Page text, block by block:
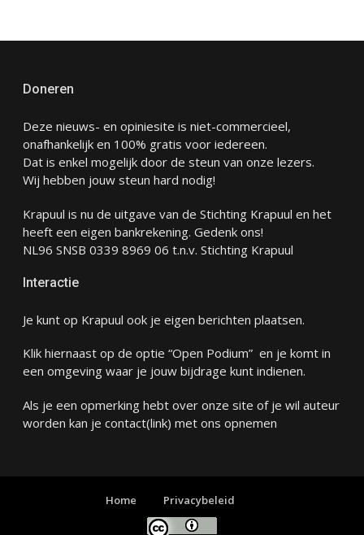
Doneren
Deze nieuws- en opiniesite is niet-commercieel,
onafhankelijk en 100% gratis voor iedereen.
Dat is enkel mogelijk door de steun van onze lezers.
Wij hebben jouw steun hard nodig!
Krapuul is nu de uitgave van de Stichting Krapuul en het
heeft een eigen bankrekening. Gedenk ons!
NL96 SNSB 0339 8969 06 t.n.v. Stichting Krapuul
Interactie
Je kunt op Krapuul ook je eigen berichten plaatsen.
Klik hiernaast op de optie “Open Podium” en je komt in
een omgeving waar je jouw bijdrage kunt indienen.
Als je een opmerking hebt over onze site of je wil auteur
worden kan je contact(link) met ons opnemen
Home Privacybeleid